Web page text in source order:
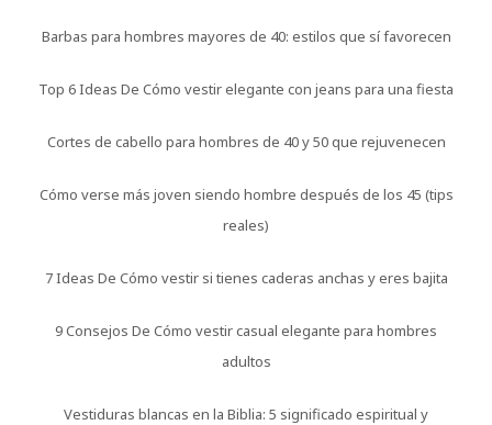
Barbas para hombres mayores de 40: estilos que sí favorecen
Top 6 Ideas De Cómo vestir elegante con jeans para una fiesta
Cortes de cabello para hombres de 40 y 50 que rejuvenecen
Cómo verse más joven siendo hombre después de los 45 (tips
reales)
7 Ideas De Cómo vestir si tienes caderas anchas y eres bajita
9 Consejos De Cómo vestir casual elegante para hombres
adultos
Vestiduras blancas en la Biblia: 5 significado espiritual y